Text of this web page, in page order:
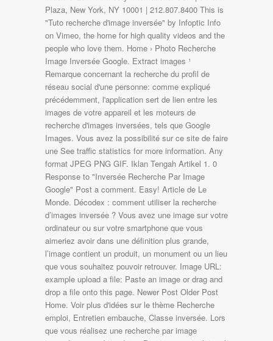
Plaza, New York, NY 10001 | 212.807.8400 This is
"Tuto recherche d'image inversée" by Infoptic Info
on Vimeo, the home for high quality videos and the
people who love them. Home › Photo Recherche
Image Inversée Google. Extract images ¹
Remarque concernant la recherche du profil de
réseau social d'une personne: comme expliqué
précédemment, l'application sert de lien entre les
images de votre appareil et les moteurs de
recherche d'images inversées, tels que Google
Images. Vous avez la possibilité sur ce site de faire
une See traffic statistics for more information. Any
format JPEG PNG GIF. Iklan Tengah Artikel 1. 0
Response to "Inversée Recherche Par Image
Google" Post a comment. Easy! Article de Le
Monde. Décodex : comment utiliser la recherche
d’images inversée ? Vous avez une image sur votre
ordinateur ou sur votre smartphone que vous
aimeriez avoir dans une définition plus grande,
l’image contient un produit, un monument ou un lieu
que vous souhaitez pouvoir retrouver. Image URL:
example upload a file: Paste an image or drag and
drop a file onto this page. Newer Post Older Post
Home. Voir plus d'idées sur le thème Recherche
emploi, Entretien embauche, Classe inversée. Lors
que vous réalisez une recherche par image